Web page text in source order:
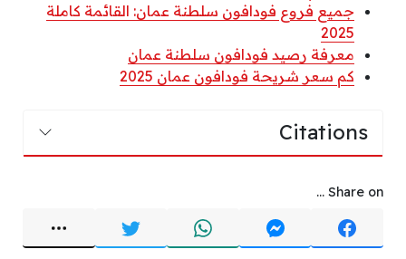
جميع فروع فودافون سلطنة عمان: القائمة كاملة
2025
معرفة رصيد فودافون سلطنة عمان
كم سعر شريحة فودافون عمان 2025
Citations
Share on ...